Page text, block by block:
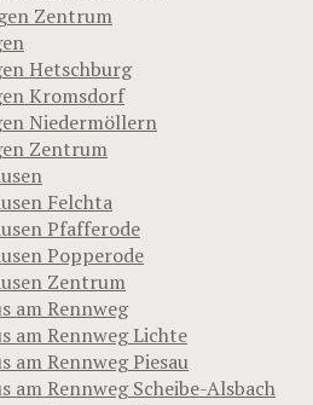
Zentrum
Hetschburg
Kromsdorf
Niedermöllern
Zentrum
Felchta
Pfafferode
Popperode
Zentrum
am Rennweg
am Rennweg Lichte
am Rennweg Piesau
am Rennweg Scheibe-Alsbach